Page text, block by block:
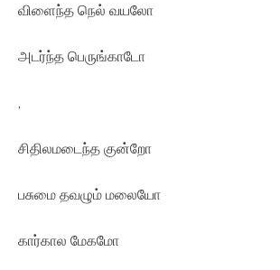
விளைந்த நெல் வயலோ
அடர்ந்த பெருங்காடோ
,
சிதிலமடைந்த குன்றோ
பசுமை தவழும் மலையோ
கார்கால மேகமோ